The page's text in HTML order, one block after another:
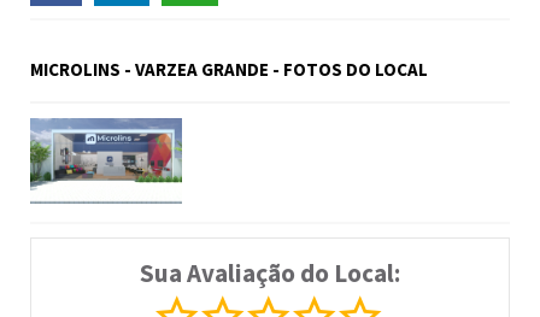
MICROLINS - VARZEA GRANDE - FOTOS DO LOCAL
Sua Avaliação do Local: